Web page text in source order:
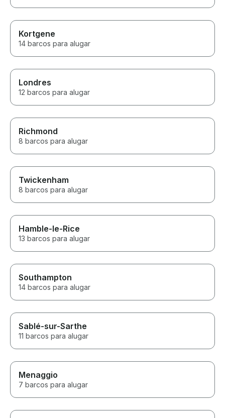
Kortgene
14 barcos para alugar
Londres
12 barcos para alugar
Richmond
8 barcos para alugar
Twickenham
8 barcos para alugar
Hamble-le-Rice
13 barcos para alugar
Southampton
14 barcos para alugar
Sablé-sur-Sarthe
11 barcos para alugar
Menaggio
7 barcos para alugar